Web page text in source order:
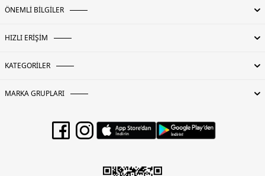
ÖNEMLİ BİLGİLER
HIZLI ERİŞİM
KATEGORİLER
MARKA GRUPLARI